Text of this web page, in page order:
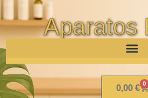
Aparatos
0,00 € 0